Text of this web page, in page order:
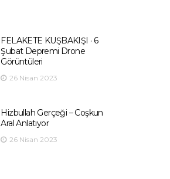
FELAKETE KUŞBAKIŞI · 6
Şubat Depremi Drone
Görüntüleri
26 Nisan 2023
Hizbullah Gerçeği – Coşkun
Aral Anlatıyor
26 Nisan 2023